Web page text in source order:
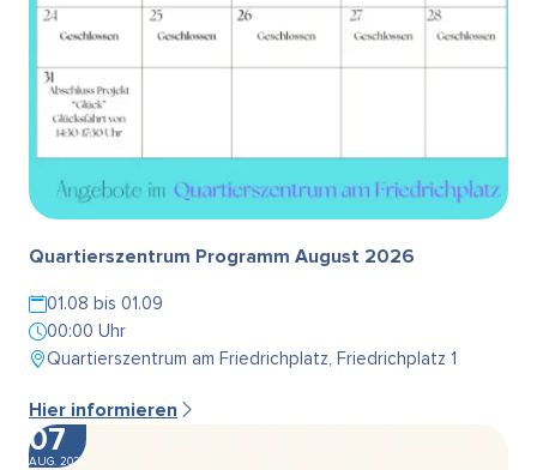
Quartierszentrum Programm August 2026
01.08 bis 01.09
00:00 Uhr
Quartierszentrum am Friedrichplatz, Friedrichplatz 1
Hier informieren
07
AUG. 2026